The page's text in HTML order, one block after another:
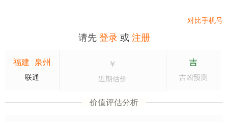
对比手机号
请先 登录或 注册
福建 泉州
联通
￥
近期估价
吉
吉凶预测
价值评估分析